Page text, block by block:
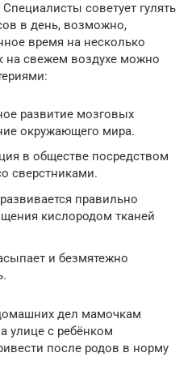
советует гулять
в день, возможно,
время на несколько
на свежем воздухе можно
развитие мозговых
окружающего мира.
в обществе посредством
сверстниками.
правильно
кислородом тканей
и безмятежно
дел мамочкам
улице с ребёнком
после родов в норму